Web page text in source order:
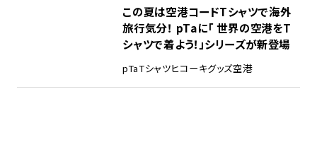
この夏は空港コードTシャツで海外
旅行気分！ pTaに「 世界の空港をT
シャツで着よう！」シリーズが新登場
pTaTシャツヒコーキグッズ空港